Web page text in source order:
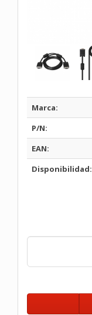
Marca:
P/N:
EAN:
Disponibilidad: